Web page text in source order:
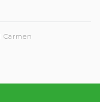
Carmen